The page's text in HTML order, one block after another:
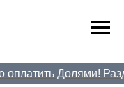
оплатить Долями!